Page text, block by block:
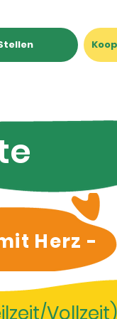
Herz -
Vollzeit)